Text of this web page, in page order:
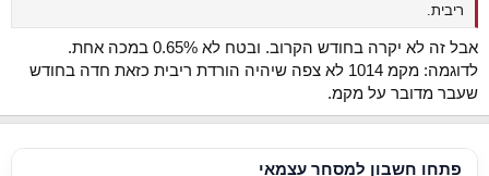
ריבית.
אבל זה לא יקרה בחודש הקרוב. ובטח לא 0.65% במכה אחת.
לדוגמה: מקמ 1014 לא צפה שיהיה הורדת ריבית כזאת חדה בחודש
שעבר מדובר על מקמ.
פתחו חשבון למסחר עצמאי